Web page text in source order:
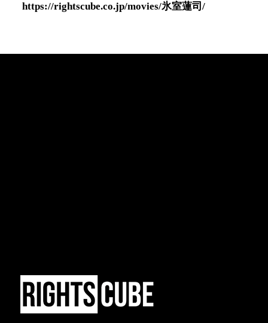
https://rightscube.co.jp/movies/氷室蓮司/